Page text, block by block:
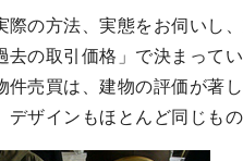
際の方法、実態をお伺いし
去の取引価格」で決まって
件売買は、建物の評価が著
デザインもほとんど同じも